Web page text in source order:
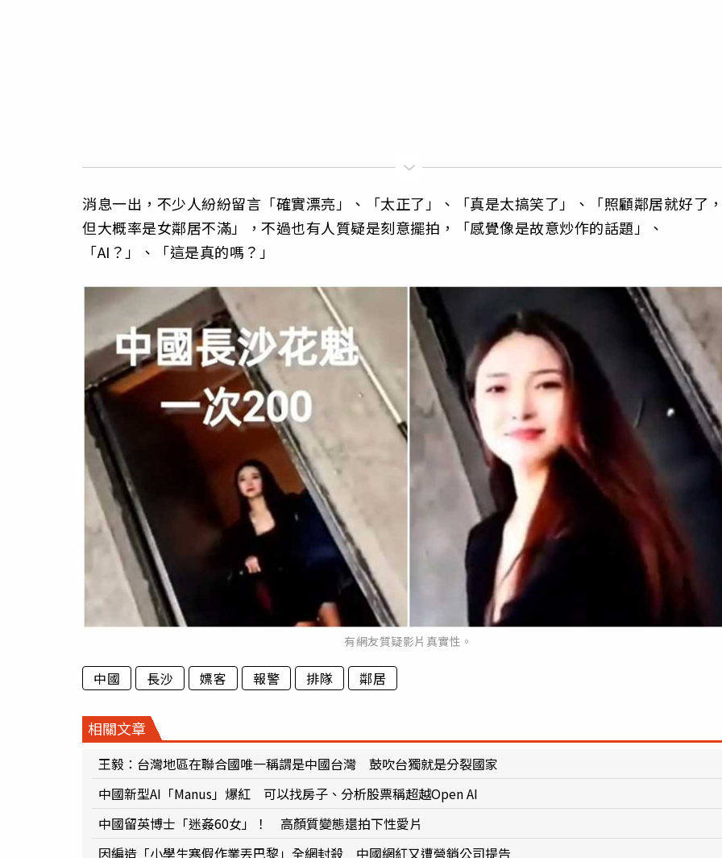
消息一出，不少人紛紛留言「確實漂亮」、「太正了」、「真是太搞笑了」、「照顧鄰居就好了
但大概率是女鄰居不滿」，不過也有人質疑是刻意擺拍，「感覺像是故意炒作的話題」、
「AI？」、「這是真的嗎？」
有網友質疑影片真實性。
中國 長沙 嫖客 報警 排隊 鄰居
相關文章
王毅：台灣地區在聯合國唯一稱謂是中國台灣 鼓吹台獨就是分裂國家
中國新型AI「Manus」爆紅 可以找房子、分析股票稱超越Open AI
中國留英博士「迷姦60女」！ 高顏質變態還拍下性愛片
因編造「小學生寒假作業丟巴黎」全網封殺 中國網紅又遭營銷公司提告